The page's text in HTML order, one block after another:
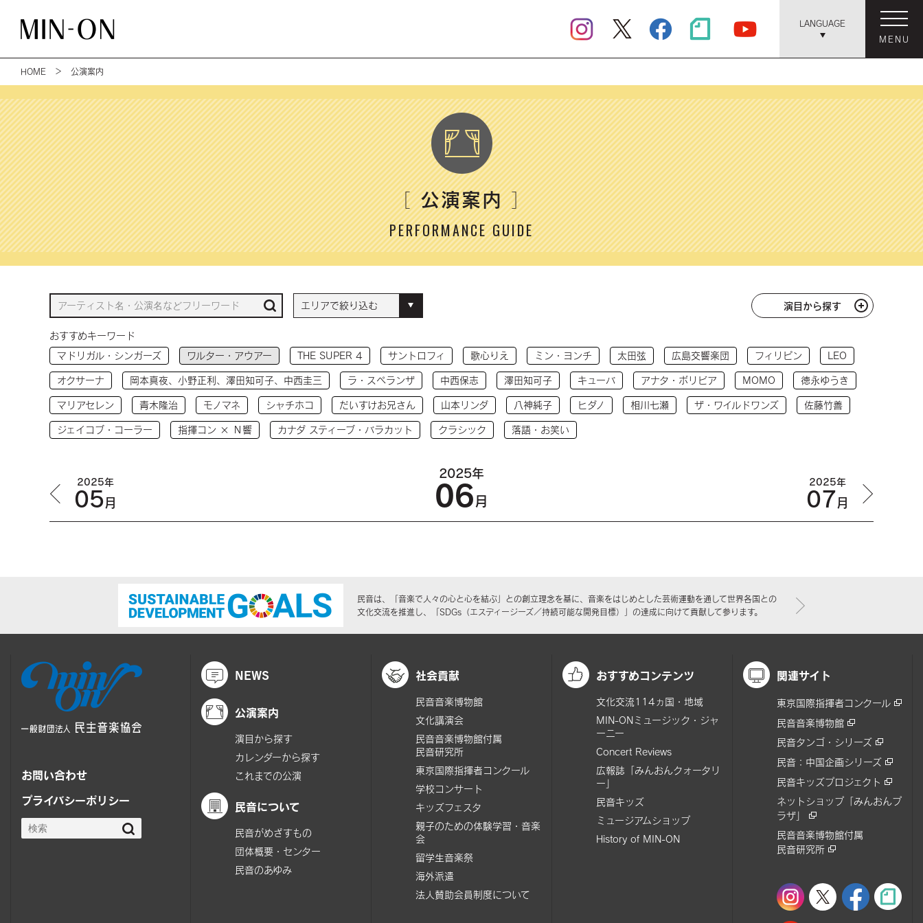
LANGUAGE
MENU
HOME ＞ 公演案内
［公演案内］
PERFORMANCE GUIDE
演目から探す
おすすめキーワード
マドリガル・シンガーズ
ワルター・アウアー THE SUPER 4 サントロフィ 歌心りえ ミン・ヨンチ 太田弦 広島交響楽団 フィリピン LEO
オクサーナ 岡本真夜、小野正利、澤田知可子、中西圭三 ラ・スペランザ 中西保志 澤田知可子 キューバ アナタ・ボリビア MOMO 徳永ゆうき
マリアセレン 青木隆治 モノマネ シャチホコ だいすけお兄さん 山本リンダ 八神純子 ヒダノ 相川七瀬 ザ・ワイルドワンズ 佐藤竹善
ジェイコブ・コーラー 指揮コン × Ｎ響 カナダ スティーブ・バラカット クラシック 落語・お笑い
2025年
05月
2025年
06月
2025年
07月
民音は、「音楽で人々の心と心を結ぶ」との創立理念を基に、音楽をはじめとした芸術運動を通して世界各国との
文化交流を推進し、「SDGs（エスディージーズ／持続可能な開発目標）」の達成に向けて貢献して参ります。
お問い合わせ
プライバシーポリシー
NEWS
公演案内
演目から探す
カレンダーから探す
これまでの公演
民音について
民音がめざすもの
団体概要・センター
民音のあゆみ
社会貢献
民音音楽博物館
文化講演会
民音音楽博物館付属
民音研究所
東京国際指揮者コンクール
学校コンサート
キッズフェスタ
親子のための体験学習・音楽
会
留学生音楽祭
海外派遣
法人賛助会員制度について
おすすめコンテンツ
文化交流114ヵ国・地域
MIN-ONミュージック・ジャ
ーニー
Concert Reviews
広報誌「みんおんクォータリ
ー」
民音キッズ
ミュージアムショップ
History of MIN-ON
関連サイト
東京国際指揮者コンクール
民音音楽博物館
民音タンゴ・シリーズ
民音：中国企画シリーズ
民音キッズプロジェクト
ネットショップ「みんおんプ
ラザ」
民音音楽博物館付属
民音研究所